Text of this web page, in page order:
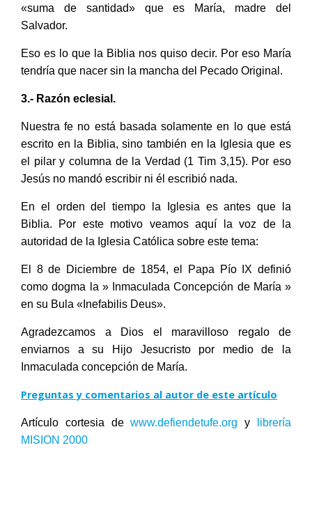
«suma de santidad» que es María, madre del
Salvador.
Eso es lo que la Biblia nos quiso decir. Por eso María
tendría que nacer sin la mancha del Pecado Original.
3.- Razón eclesial.
Nuestra fe no está basada solamente en lo que está
escrito en la Biblia, sino también en la Iglesia que es
el pilar y columna de la Verdad (1 Tim 3,15). Por eso
Jesús no mandó escribir ni él escribió nada.
En el orden del tiempo la Iglesia es antes que la
Biblia. Por este motivo veamos aquí la voz de la
autoridad de la Iglesia Católica sobre este tema:
El 8 de Diciembre de 1854, el Papa Pío IX definió
como dogma la » Inmaculada Concepción de María »
en su Bula «Inefabilis Deus».
Agradezcamos a Dios el maravilloso regalo de
enviarnos a su Hijo Jesucristo por medio de la
Inmaculada concepción de María.
Preguntas y comentarios al autor de este artículo
Artículo cortesia dewww.defiendetufe.org y
librería
MISION 2000